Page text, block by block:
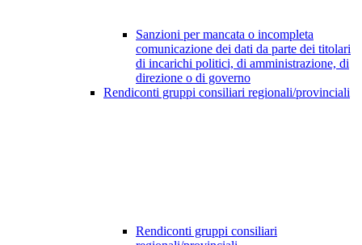
Sanzioni per mancata o incompleta
comunicazione dei dati da parte dei titolari
di incarichi politici, di amministrazione, di
direzione o di governo
Rendiconti gruppi consiliari regionali/provinciali
Rendiconti gruppi consiliari